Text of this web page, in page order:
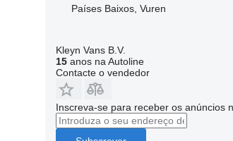
Países Baixos, Vuren
Kleyn Vans B.V.
15anos na Autoline
Contacte o vendedor
Inscreva-se para receber os anúncios